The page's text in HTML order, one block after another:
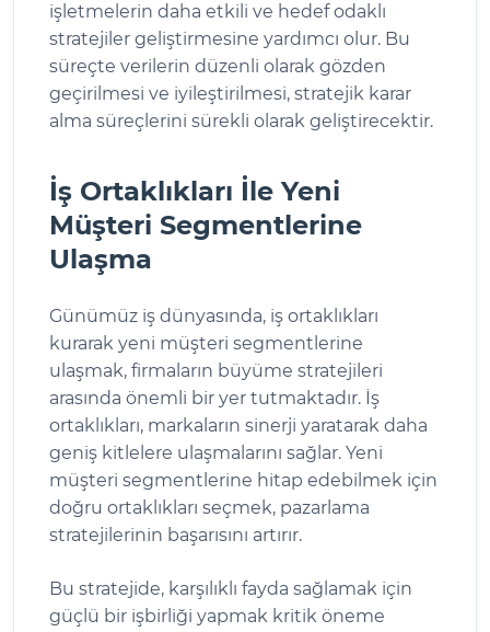
işletmelerin daha etkili ve hedef odaklı
stratejiler geliştirmesine yardımcı olur. Bu
süreçte verilerin düzenli olarak gözden
geçirilmesi ve iyileştirilmesi, stratejik karar
alma süreçlerini sürekli olarak geliştirecektir.
İş Ortaklıkları İle Yeni
Müşteri Segmentlerine
Ulaşma
Günümüz iş dünyasında, iş ortaklıkları
kurarak yeni müşteri segmentlerine
ulaşmak, firmaların büyüme stratejileri
arasında önemli bir yer tutmaktadır. İş
ortaklıkları, markaların sinerji yaratarak daha
geniş kitlelere ulaşmalarını sağlar. Yeni
müşteri segmentlerine hitap edebilmek için
doğru ortaklıkları seçmek, pazarlama
stratejilerinin başarısını artırır.
Bu stratejide, karşılıklı fayda sağlamak için
güçlü bir işbirliği yapmak kritik öneme